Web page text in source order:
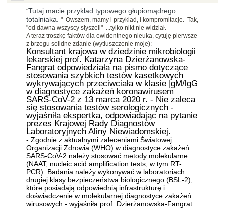
"Tutaj macie przykład typowego głupiomądrego
totalniaka. " Owszem, mamy i przyklad, i kompromitacje. Tak,
"od dawna wszyscy słyszeli" ...tylko nikt nie widział.
A teraz troszkę faktów dla ewidentnego nieuka, cytuję pierwsze
z brzegu solidne zdanie (wytłuszczenie moje):
Konsultant krajowa w dziedzinie mikrobiologii
lekarskiej prof. Katarzyna Dzierżanowska-
Fangrat odpowiedziała na pismo dotyczące
stosowania szybkich testów kasetkowych
wykrywających przeciwciała w klasie |gM/lgG
w diagnostyce zakażeń koronawirusem
SARS-CoV-2 z 13 marca 2020 r. - Nie zaleca
się stosowania testów serologicznych -
wyjaśniła ekspertka, odpowiadając na pytanie
prezes Krajowej Rady Diagnostów
Laboratoryjnych Aliny Niewiadomskiej.
- Zgodnie z aktualnymi zaleceniami Światowej
Organizacji Zdrowia (WHO) w diagnostyce zakażeń
SARS-CoV-2 należy stosować metody molekularne
(NAAT, nucleic acid amplification tests, w tym RT-
PCR). Badania należy wykonywać w laboratoriach
drugiej klasy bezpieczeństwa biologicznego (BSL-2),
które posiadają odpowiednią infrastrukturę i
doświadczenie w molekularnej diagnostyce zakażeń
wirusowych - wyjaśniła prof. Dzierżanowska-Fangrat.